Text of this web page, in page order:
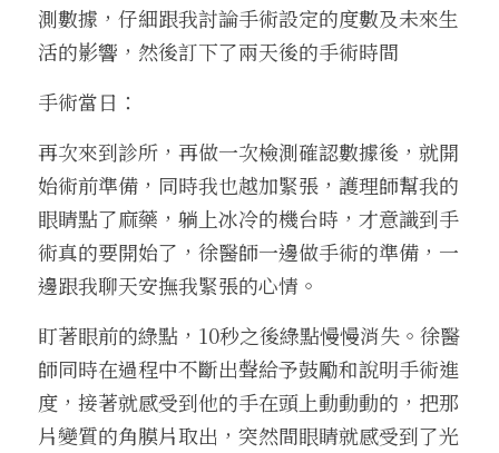
測數據，仔細跟我討論手術設定的度數及未來生
活的影響，然後訂下了兩天後的手術時間
手術當日：
再次來到診所，再做一次檢測確認數據後，就開
始術前準備，同時我也越加緊張，護理師幫我的
眼睛點了麻藥，躺上冰冷的機台時，才意識到手
術真的要開始了，徐醫師一邊做手術的準備，一
邊跟我聊天安撫我緊張的心情。
盯著眼前的綠點，10秒之後綠點慢慢消失。徐醫
師同時在過程中不斷出聲給予鼓勵和說明手術進
度，接著就感受到他的手在頭上動動動的，把那
片變質的角膜片取出，突然間眼睛就感受到了光